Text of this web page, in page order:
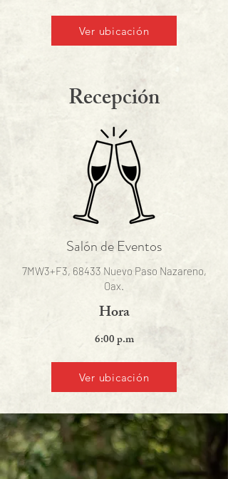
Ver ubicación
Recepción
Salón de Eventos
7MW3+F3, 68433 Nuevo Paso Nazareno,
Oax.
Hora
6:00 p.m
Ver ubicación